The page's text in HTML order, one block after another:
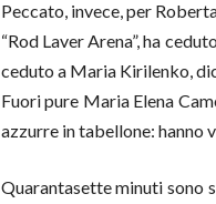
Peccato, invece, per
“Rod Laver Arena”, ha
ceduto a Maria Kirilenko,
Fuori pure Maria Elena
azzurre in tabellone: hanno
Quarantasette minuti sono